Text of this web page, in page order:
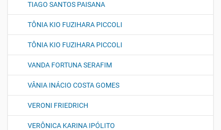
TIAGO SANTOS PAISANA
TÔNIA KIO FUZIHARA PICCOLI
TÔNIA KIO FUZIHARA PICCOLI
VANDA FORTUNA SERAFIM
VÂNIA INÁCIO COSTA GOMES
VERONI FRIEDRICH
VERÔNICA KARINA IPÓLITO